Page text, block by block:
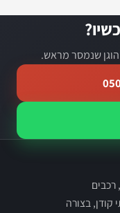
הוגן שנמסר מראש.
קודן, בצורה